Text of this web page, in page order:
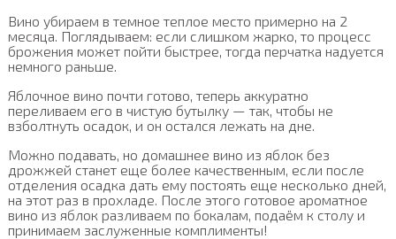
Вино убираем в темное теплое место примерно на 2
месяца. Поглядываем: если слишком жарко, то процесс
брожения может пойти быстрее, тогда перчатка надуется
немного раньше.
Яблочное вино почти готово, теперь аккуратно
переливаем его в чистую бутылку — так, чтобы не
взболтнуть осадок, и он остался лежать на дне.
Можно подавать, но домашнее вино из яблок без
дрожжей станет еще более качественным, если после
отделения осадка дать ему постоять еще несколько дней,
на этот раз в прохладе. После этого готовое ароматное
вино из яблок разливаем по бокалам, подаём к столу и
принимаем заслуженные комплименты!